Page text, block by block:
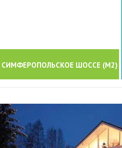
СИМФЕРОПОЛЬСКОЕ ШОССЕ (M2)